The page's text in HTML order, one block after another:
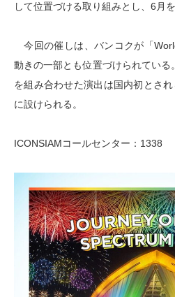
して位置づける取り組みとし、6月
今回の催しは、バンコクが「
動きの一部とも位置づけられている
を組み合わせた演出は国内初とさ
に設けられる。
ICONSIAMコールセンター：1338